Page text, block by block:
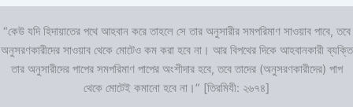
“কেউ যদি হিদায়াতের পথে আহবান করে তাহলে সে তার অনুসারীর সমপরিমাণ সাওয়াব পাবে, তবে
অনুসরণকারীদের সাওয়াব থেকে মোটেও কম করা হবে না। আর বিপথের দিকে আহবানকারী ব্যক্তি
তার অনুসারীদের পাপের সমপরিমাণ পাপের অংশীদার হবে, তবে তাদের (অনুসরণকারীদের) পাপ
থেকে মোটেই কমানো হবে না।” [তিরমিযী: ২৬৭৪]